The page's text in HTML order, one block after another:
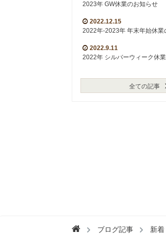
2023年 GW休業のお知らせ
2022.12.15
2022年-2023年 年末年始休業
2022.9.11
2022年 シルバーウィーク休
全ての記事
ブログ記事 新着